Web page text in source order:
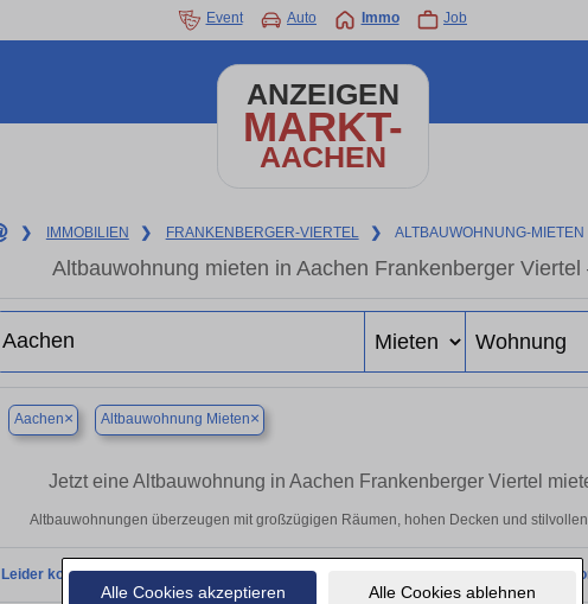
Alle Cookies akzeptieren Alle Cookies ablehnen
Event Auto Immo Job
ANZEIGEN
MARKT-
AACHEN
❯ IMMOBILIEN ❯ FRANKENBERGER-VIERTEL ❯ ALTBAUWOHNUNG-MIETEN
Altbauwohnung mieten in Aachen Frankenberger
Aachen× Altbauwohnung Mieten×
Jetzt eine Altbauwohnung in Aachen Frankenberger Viertel
Altbauwohnungen überzeugen mit großzügigen Räumen, hohen Decken und
Leider konnten wir derzeit keine passenden Objekte finden. Schauen Sie bald wieder